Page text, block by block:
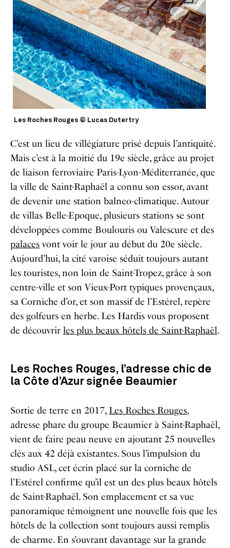
Les Roches Rouges © Lucas Dutertry
C’est un lieu de villégiature prisé depuis l’antiquité.
Mais c’est à la moitié du 19e siècle, grâce au projet
de liaison ferroviaire Paris-Lyon-Méditerranée, que
la ville de Saint-Raphaël a connu son essor, avant
de devenir une station balneo-climatique. Autour
de villas Belle-Epoque, plusieurs stations se sont
développées comme Boulouris ou Valescure et des
palacesvont voir le jour au début du 20e siècle.
Aujourd’hui, la cité varoise séduit toujours autant
les touristes, non loin de Saint-Tropez, grâce à son
centre-ville et son Vieux-Port typiques provençaux,
sa Corniche d’or, et son massif de l’Estérel, repère
des golfeurs en herbe. Les Hardis vous proposent
de découvrir les plus beaux hôtels de Saint-Raphaël.
Les Roches Rouges, l’adresse chic de
la Côte d’Azur signée Beaumier
Sortie de terre en 2017, Les Roches Rouges,
adresse phare du groupe Beaumier à Saint-Raphaël,
vient de faire peau neuve en ajoutant 25 nouvelles
clés aux 42 déjà existantes. Sous l’impulsion du
studio ASL, cet écrin placé sur la corniche de
l’Estérel confirme qu’il est un des plus beaux hôtels
de Saint-Raphaël. Son emplacement et sa vue
panoramique témoignent une nouvelle fois que les
hôtels de la collection sont toujours aussi remplis
de charme. En s’ouvrant davantage sur la grande